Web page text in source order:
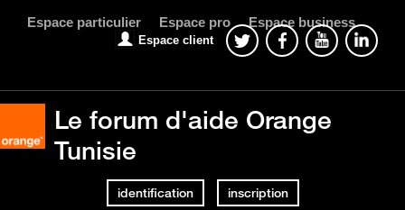
Espace particulier Espace pro Espace business
Espace client
Le forum d'aide Orange
Tunisie
identification inscription